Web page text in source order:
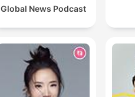
Global News Podcast